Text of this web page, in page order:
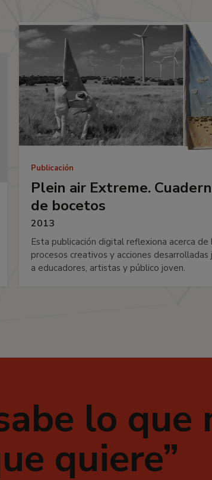
Publicación
Plein air Extreme.
de bocetos
2013
Esta publicación digital reflexiona acerca de
procesos creativos y acciones desarrolladas
a educadores, artistas y público joven.
lo que
quiere